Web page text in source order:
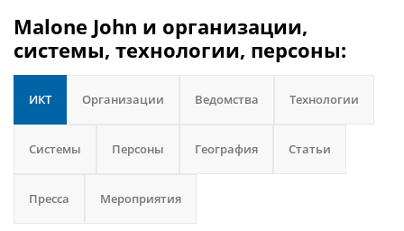
Malone John и организации,
системы, технологии, персоны:
ИКТ Организации Ведомства Технологии
Системы Персоны География Статьи
Пресса Мероприятия